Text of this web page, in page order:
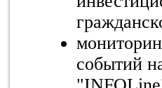
событий